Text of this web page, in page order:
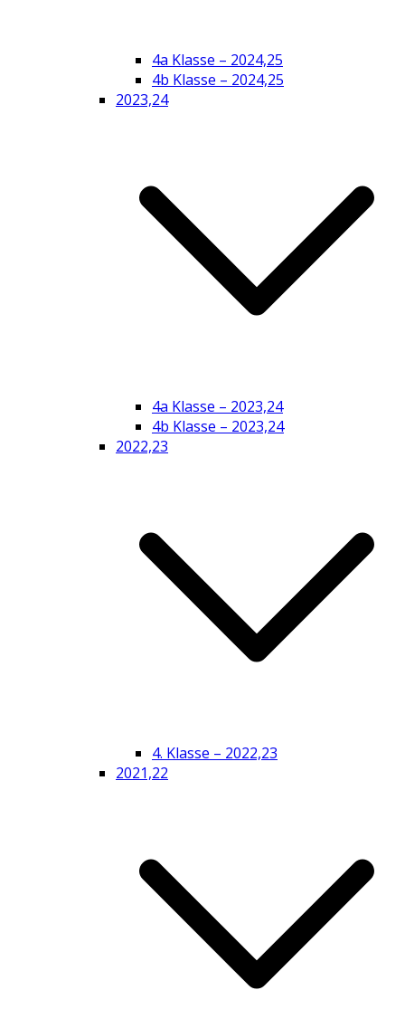
4a Klasse – 2024,25
4b Klasse – 2024,25
2023,24
4a Klasse – 2023,24
4b Klasse – 2023,24
2022,23
4. Klasse – 2022,23
2021,22